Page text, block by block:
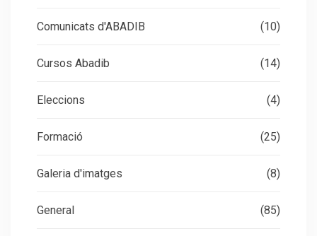
Comunicats d'ABADIB (10)
Cursos Abadib (14)
Eleccions (4)
Formació (25)
Galeria d'imatges (8)
General (85)